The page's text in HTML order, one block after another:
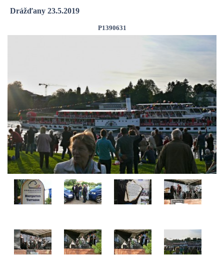
Drážďany 23.5.2019
P1390631